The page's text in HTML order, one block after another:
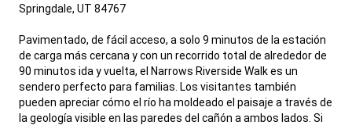
Springdale, UT 84767
Pavimentado, de fácil acceso, a solo 9 minutos de la estación
de carga más cercana y con un recorrido total de alrededor de
90 minutos ida y vuelta, el Narrows Riverside Walk es un
sendero perfecto para familias. Los visitantes también
pueden apreciar cómo el río ha moldeado el paisaje a través de
la geología visible en las paredes del cañón a ambos lados. Si